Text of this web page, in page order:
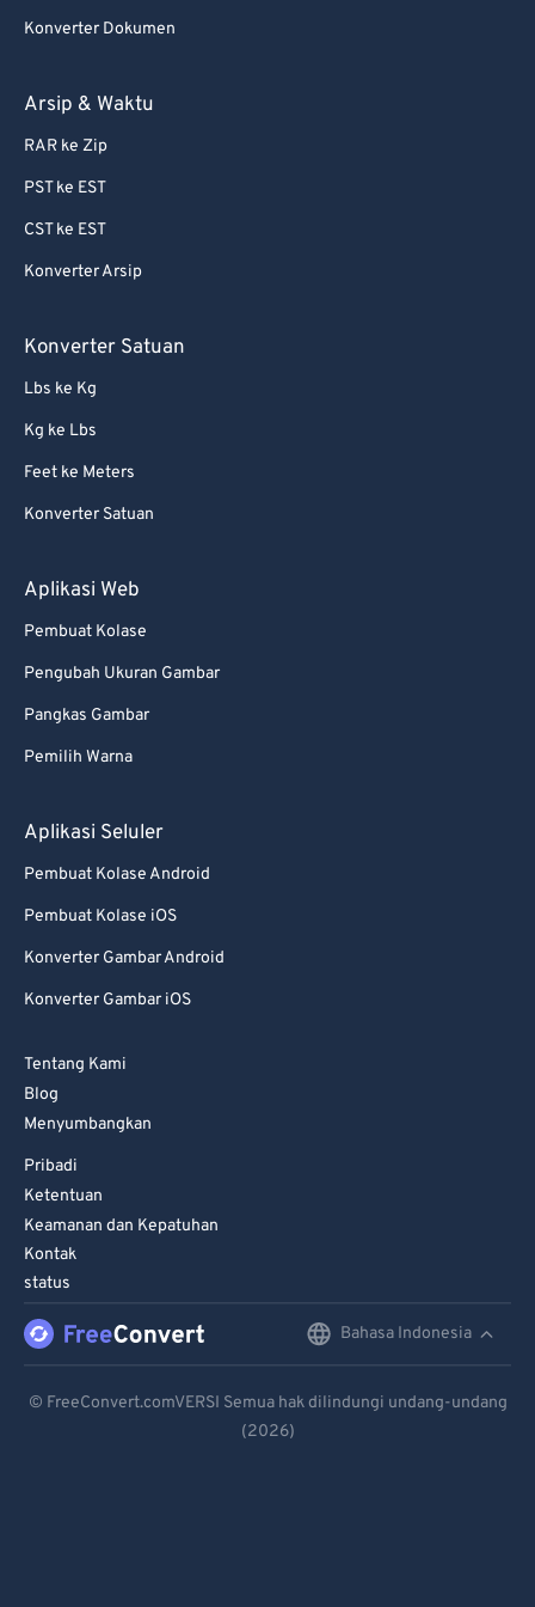
Konverter Dokumen
Arsip & Waktu
RAR ke Zip
PST ke EST
CST ke EST
Konverter Arsip
Konverter Satuan
Lbs ke Kg
Kg ke Lbs
Feet ke Meters
Konverter Satuan
Aplikasi Web
Pembuat Kolase
Pengubah Ukuran Gambar
Pangkas Gambar
Pemilih Warna
Aplikasi Seluler
Pembuat Kolase Android
Pembuat Kolase iOS
Konverter Gambar Android
Konverter Gambar iOS
Tentang Kami
Blog
Menyumbangkan
Pribadi
Ketentuan
Keamanan dan Kepatuhan
Kontak
status
Bahasa Indonesia
Español
© FreeConvert.comVERSI Semua hak dilindungi undang-undang
(2026)